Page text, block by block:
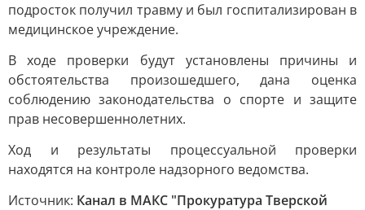
подросток получил травму и был госпитализирован в
медицинское учреждение.
В ходе проверки будут установлены причины и
обстоятельства произошедшего, дана оценка
соблюдению законодательства о спорте и защите
прав несовершеннолетних.
Ход и результаты процессуальной проверки
находятся на контроле надзорного ведомства.
Источник: Канал в МАКС "Прокуратура Тверской